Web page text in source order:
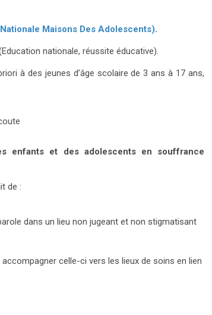
Maisons Des Adolescents).
nationale, réussite éducative).
à des jeunes d’âge scolaire de 3 ans à 17 ans,
enfants et des adolescents en souffrance
de :
dans un lieu non jugeant et non stigmatisant
celle-ci vers les lieux de soins en lien